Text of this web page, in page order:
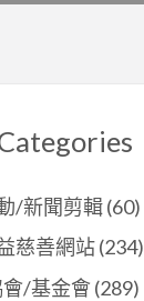
/新聞剪輯(60)
慈善網站(234)
/基金會 (289)